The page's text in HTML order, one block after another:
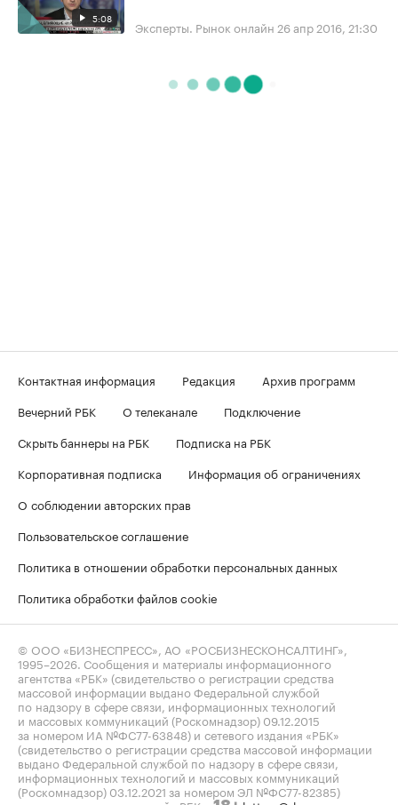
5:08 Эксперты. Рынок онлайн 26 апр 2016, 21:30
Контактная информация Редакция
Архив программ
Вечерний РБК
О телеканале
Подключение
Скрыть баннеры на РБК
Подписка на РБК
Корпоративная подписка
Информация об ограничениях
О соблюдении авторских прав
Пользовательское соглашение
Политика в отношении обработки персональных данных
Политика обработки файлов cookie
© ООО «БИЗНЕСПРЕСС», АО «РОСБИЗНЕСКОНСАЛТИНГ»,
1995–2026 . Сообщения и материалы информационного
агентства «РБК» (свидетельство о регистрации средства
массовой информации выдано Федеральной службой
по надзору в сфере связи, информационных технологий
и массовых коммуникаций (Роскомнадзор) 09.12.2015
за номером ИА №ФС77-63848) и сетевого издания «РБК»
(свидетельство о регистрации средства массовой информации
выдано Федеральной службой по надзору в сфере связи,
информационных технологий и массовых коммуникаций
(Роскомнадзор) 03.12.2021 за номером ЭЛ №ФС77-82385)